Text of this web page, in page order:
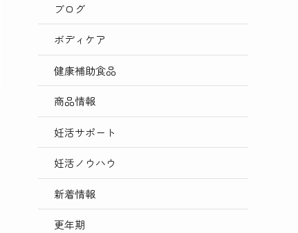
ブログ
ボディケア
健康補助食品
商品情報
妊活サポート
妊活ノウハウ
新着情報
更年期